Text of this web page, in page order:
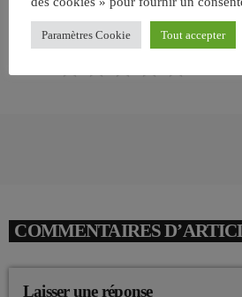
email
COMMENTAIRES
Laisser une réponse
Paramètres Cookie Tout accepter